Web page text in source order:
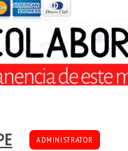
ADMINISTRATOR